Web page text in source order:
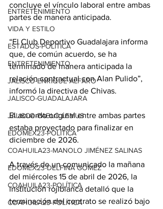
ENTRETENIMIENTO
VIDA Y ESTILO
ESTADOS-POLÍTICA
ENTRETENIMIENTO
JALISCO-ENRIQUE ALFARO
JALISCO-GUADALAJARA
JALISCO-PABLO LEMUS
EDOMEX23-POLÍTICA
COAHUILA23-MANOLO JIMÉNEZ SALINAS
EDOMEX23-DELFINA GÓMEZ
COAHUILA23-POLÍTICA
COAHUILA23-POLÍTICA
concluye el vínculo laboral entre ambas
partes de manera anticipada.
“El Club Deportivo Guadalajara informa
que, de común acuerdo, se ha
terminado de manera anticipada la
relación contractual con Alan Pulido”,
informó la directiva de Chivas.
El acuerdo original entre ambas partes
estaba proyectado para finalizar en
diciembre de 2026.
A través de un comunicado la mañana
del miércoles 15 de abril de 2026, la
institución rojiblanca detalló que la
terminación del contrato se realizó bajo